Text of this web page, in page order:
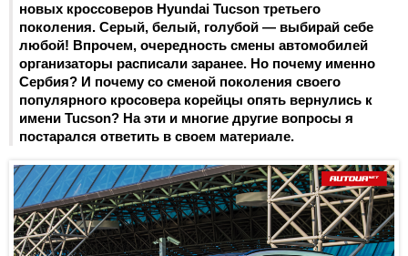
новых кроссоверов Hyundai Tucson третьего
поколения. Серый, белый, голубой — выбирай себе
любой! Впрочем, очередность смены автомобилей
организаторы расписали заранее. Но почему именно
Сербия? И почему со сменой поколения своего
популярного кросовера корейцы опять вернулись к
имени Tucson? На эти и многие другие вопросы я
постарался ответить в своем материале.